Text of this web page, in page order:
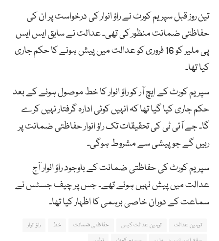
تین روز قبل سپریم کورٹ نے راؤ انوار کی درخواست پر ان کی
حفاظتی ضمانت منظور کی تھی۔ عدالت نے سابق ایس ایس
پی ملیر کو 16 فروری کو عدالت میں پیش ہونے کا حکم جاری
کیا تھا۔
سپریم کورٹ کے ایچ آر کو راؤ انوار کا خط موصول ہونے کے بعد
حکم جاری کیا گیا تھا کہ انہیں کوئی ادارہ گرفتار نہیں کرے
گا۔ جے آئی ٹی کی تحقیقات تک راؤ انوار حفاظتی ضمانت پر
رہیں گے جو پیشی سے مشروط ہوگی۔
سپریم کورٹ کی حفاظتی ضمانت کے باوجود راؤ انوار آج
عدالت میں پیش نہیں ہوئے تھے۔ جس پر چیف جسٹس نے
سماعت کے دوران خاصی برہمی کا اظہار کیا تھا۔
توہین عدالت توہین عدالت کیس حفاظتی ضمانت خط
راؤ انوار